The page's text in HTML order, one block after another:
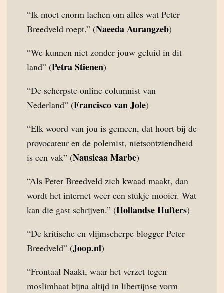
“Ik moet enorm lachen om alles wat Peter
Breedveld roept.” (Naeeda Aurangzeb)
“We kunnen niet zonder jouw geluid in dit
land” (Petra Stienen)
“De scherpste online columnist van
Nederland” (Francisco van Jole)
“Elk woord van jou is gemeen, dat hoort bij de
provocateur en de polemist, nietsontziendheid
is een vak” (Nausicaa Marbe)
“Als Peter Breedveld zich kwaad maakt, dan
wordt het internet weer een stukje mooier. Wat
kan die gast schrijven.” (Hollandse Hufters)
“De kritische en vlijmscherpe blogger Peter
Breedveld” (Joop.nl)
“Frontaal Naakt, waar het verzet tegen
moslimhaat bijna altijd in libertijnse vorm